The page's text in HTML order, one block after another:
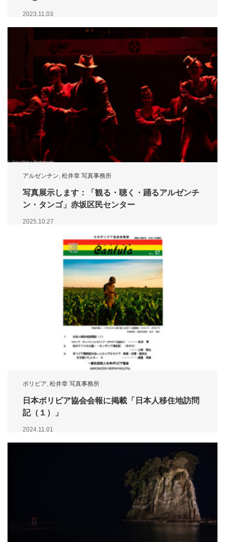
2023.11.03
アルゼンチン, 松井章 写真事務所
写真展示します：「観る・聴く・踊るアルゼンチ
ン・タンゴ」赤坂区民センター
2025.10.27
ボリビア, 松井章 写真事務所
日本ボリビア協会会報に掲載「日本人移住地訪問
記（１）」
2024.11.01